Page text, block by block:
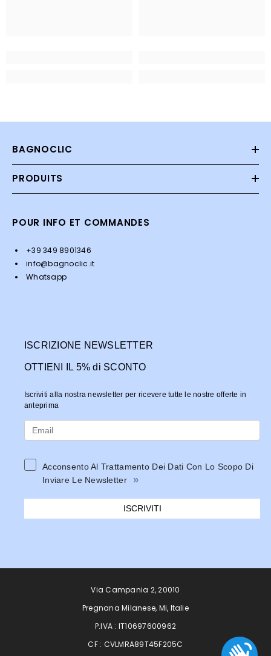
BAGNOCLIC
PRODUITS
POUR INFO ET COMMANDES
+39 349 8901346
info@bagnoclic.it
Whatsapp
ISCRIZIONE NEWSLETTER
OTTIENI IL 5% di SCONTO
Iscriviti alla nostra newsletter per ricevere tutte le nostre offerte in
anteprima
Acconsento Al Trattamento Dei Dati Con Lo Scopo Di
Inviare Le Newsletter
»
ISCRIVITI
Via Campania 2, 20010
Pregnana Milanese, Mi, Italie
P.IVA : IT10697600962
CF : CVLMRA89T45F205C